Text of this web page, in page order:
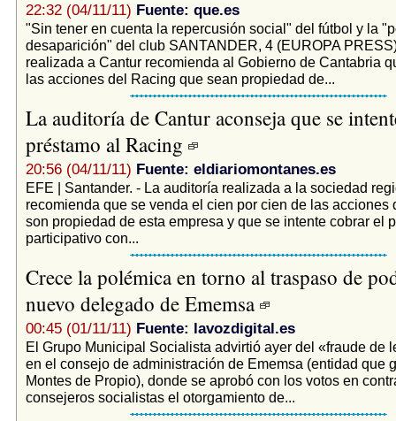
22:32 (04/11/11) Fuente: que.es
"Sin tener en cuenta la repercusión social" del fútbol y la
desaparición" del club SANTANDER, 4 (EUROPA
realizada a Cantur recomienda al Gobierno de Cantabria
las acciones del Racing que sean propiedad de...
La auditoría de Cantur aconseja que se
préstamo al Racing
20:56 (04/11/11) Fuente: eldiariomontanes.es
EFE | Santander. - La auditoría realizada a la sociedad
recomienda que se venda el cien por cien de las acciones
son propiedad de esta empresa y que se intente cobrar el
participativo con...
Crece la polémica en torno al traspaso de
nuevo delegado de Ememsa
00:45 (01/11/11) Fuente: lavozdigital.es
El Grupo Municipal Socialista advirtió ayer del «fraude de
en el consejo de administración de Ememsa (entidad que
Montes de Propio), donde se aprobó con los votos en
consejeros socialistas el otorgamiento de...